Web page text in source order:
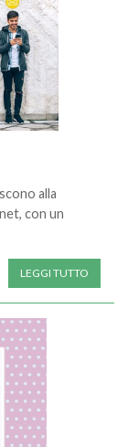
alla
con un
LEGGI TUTTO